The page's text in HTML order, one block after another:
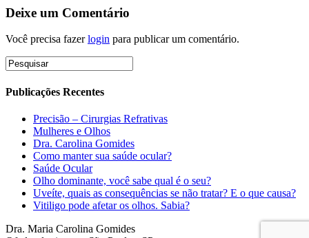
Deixe um Comentário
Você precisa fazerlogin para publicar um comentário.
Publicações Recentes
Precisão – Cirurgias Refrativas
Mulheres e Olhos
Dra. Carolina Gomides
Como manter sua saúde ocular?
Saúde Ocular
Olho dominante, você sabe qual é o seu?
Uveíte, quais as consequências se não tratar? E o que causa?
Vitiligo pode afetar os olhos. Sabia?
Dra. Maria Carolina Gomides